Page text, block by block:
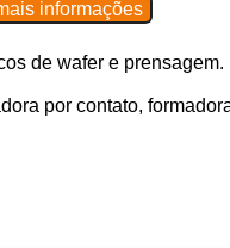
de wafer e prensagem.
por contato,